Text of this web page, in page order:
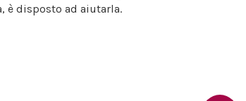
è disposto ad aiutarla.